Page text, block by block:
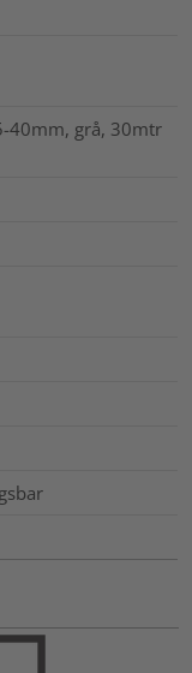
40mm, grå, 30mtr